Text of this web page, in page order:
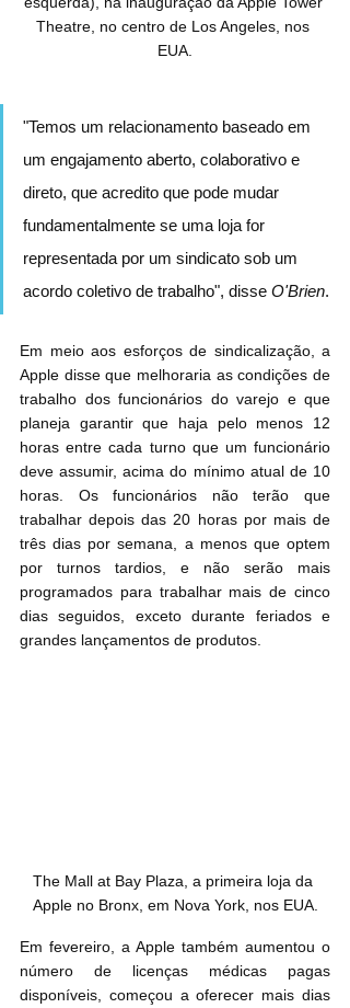
Theatre, no centro de Los Angeles, nos
EUA.
"Temos um relacionamento baseado em
um engajamento aberto, colaborativo e
direto, que acredito que pode mudar
fundamentalmente se uma loja for
representada por um sindicato sob um
acordo coletivo de trabalho", disse O'Brien.
Em meio aos esforços de sindicalização, a
Apple disse que melhoraria as condições de
trabalho dos funcionários do varejo e que
planeja garantir que haja pelo menos 12
horas entre cada turno que um funcionário
deve assumir, acima do mínimo atual de 10
horas. Os funcionários não terão que
trabalhar depois das 20 horas por mais de
três dias por semana, a menos que optem
por turnos tardios, e não serão mais
programados para trabalhar mais de cinco
dias seguidos, exceto durante feriados e
grandes lançamentos de produtos.
The Mall at Bay Plaza, a primeira loja da
Apple no Bronx, em Nova York, nos EUA.
Em fevereiro, a Apple também aumentou o
número de licenças médicas pagas
disponíveis, começou a oferecer mais dias